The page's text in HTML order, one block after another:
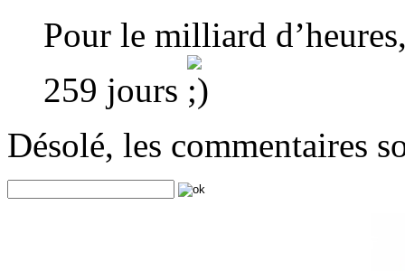
Pour le milliard
259 jours
Désolé, les commentaires